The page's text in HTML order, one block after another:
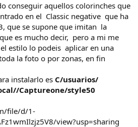
conseguir aquellos colorinches que
en el Classic negative que ha
que se supone que imitan la
es mucho decir, pero a mi me
estilo lo podeis aplicar en una
la foto o por zonas, en fin
instalarlo es C/usuarios/
Captureone/style50
file/d/1-
view?usp=sharing